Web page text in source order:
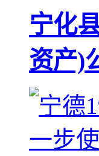
宁化
资产)